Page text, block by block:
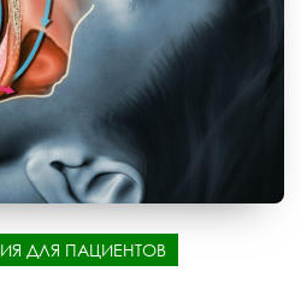
ДЛЯ ПАЦИЕНТОВ